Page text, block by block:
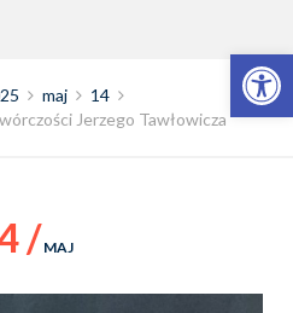
Otwórz pasek narzędzi
maj
14
Jerzego Tawłowicza
/ MAJ